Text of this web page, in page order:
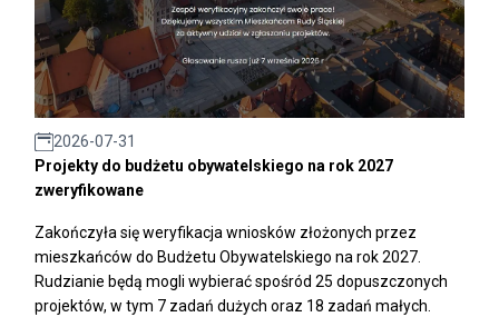
2026-07-31
Projekty do budżetu obywatelskiego na rok 2027
zweryfikowane
Zakończyła się weryfikacja wniosków złożonych przez
mieszkańców do Budżetu Obywatelskiego na rok 2027.
Rudzianie będą mogli wybierać spośród 25 dopuszczonych
projektów, w tym 7 zadań dużych oraz 18 zadań małych.